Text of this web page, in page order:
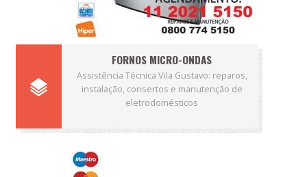
FORNOS MICRO-ONDAS
Assistência Técnica Vila Gustavo: reparos,
instalação, consertos e manutenção de
eletrodomésticos